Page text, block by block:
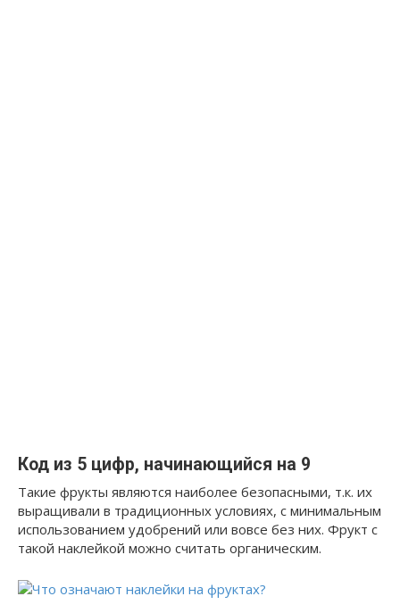
Код из 5 цифр, начинающийся на 9
Такие фрукты являются наиболее безопасными, т.к. их
выращивали в традиционных условиях, с минимальным
использованием удобрений или вовсе без них. Фрукт с
такой наклейкой можно считать органическим.